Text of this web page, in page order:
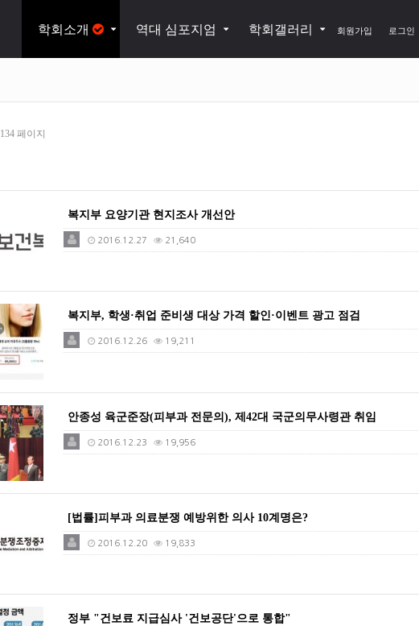
학회소개 역대 심포지엄 학회갤러리 회원가입 로그인
134 페이지
복지부 요양기관 현지조사 개선안
2016.12.27 21,640
복지부, 학생·취업 준비생 대상 가격 할인·이벤트 광고 점검
2016.12.26 19,211
안종성 육군준장(피부과 전문의), 제42대 국군의무사령관 취임
2016.12.23 19,956
[법률]피부과 의료분쟁 예방위한 의사 10계명은?
2016.12.20 19,833
정부 "건보료 지급심사 '건보공단'으로 통합"